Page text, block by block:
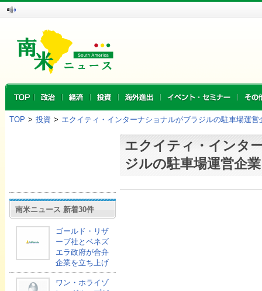
TOP > 投資 > エクイティ・インターナショナルがブラジルの駐車場運営
南米ニュース 新着30件
ゴールド・リザ
ーブ社とベネズ
エラ政府が合弁
企業を立ち上げ
ワン・ホライゾ
エクイティ・インタ
ジルの駐車場運営企